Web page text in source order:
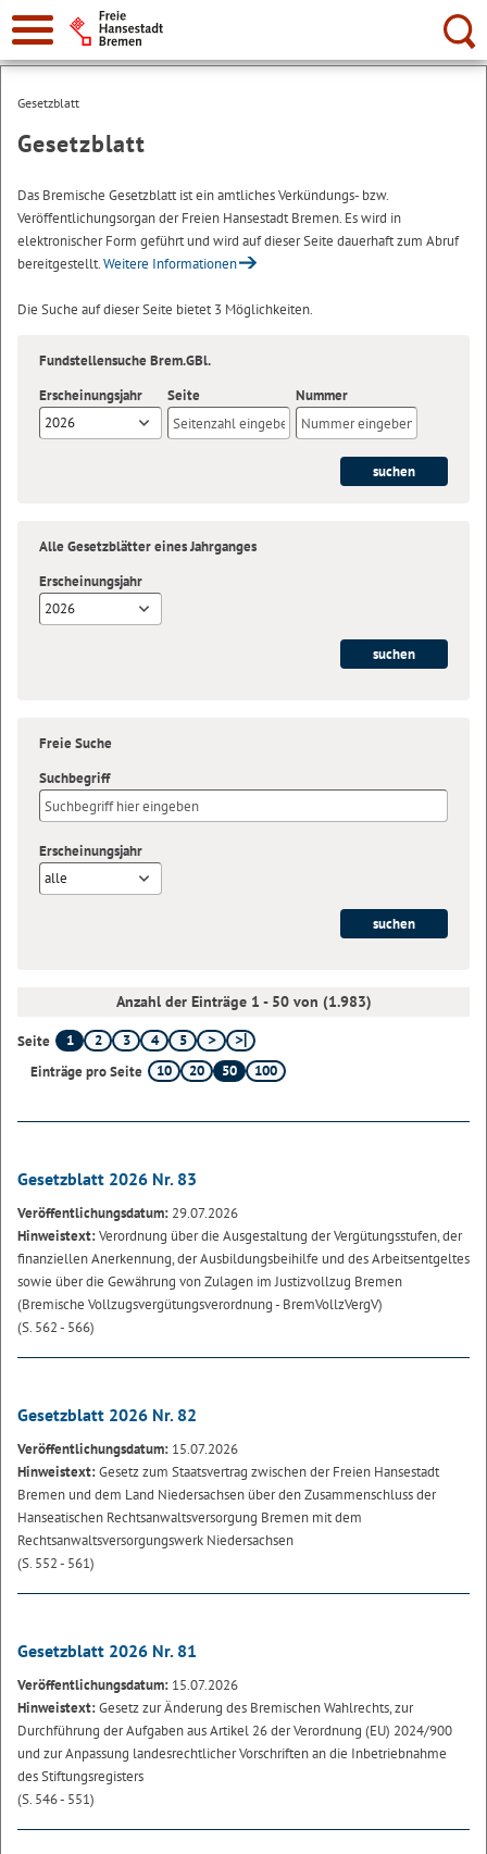
Suche:
Gesetzblatt
Gesetzblatt
Das Bremische Gesetzblatt ist ein amtliches Verkündungs- bzw.
Veröffentlichungsorgan der Freien Hansestadt Bremen. Es wird in
elektronischer Form geführt und wird auf dieser Seite dauerhaft zum Abruf
bereitgestellt.Weitere Informationen
Die Suche auf dieser Seite bietet 3 Möglichkeiten.
Fundstellensuche Brem.GBl.
Erscheinungsjahr
2026
Seite Nummer
Alle Gesetzblätter eines Jahrganges
Erscheinungsjahr
2026
Freie Suche
Suchbegriff
Erscheinungsjahr
alle
Anzahl der Einträge 1 - 50 von (1.983)
Seite 1 2 3 4
5
Einträge pro Seite
10 20 50 100
Gesetzblatt 2026 Nr. 83
Veröffentlichungsdatum: 29.07.2026
Hinweistext:Verordnung über die Ausgestaltung der Vergütungsstufen, der
finanziellen Anerkennung, der Ausbildungsbeihilfe und des Arbeitsentgeltes
sowie über die Gewährung von Zulagen im Justizvollzug Bremen
(Bremische Vollzugsvergütungsverordnung - BremVollzVergV)
(S. 562 - 566)
Gesetzblatt 2026 Nr. 82
Veröffentlichungsdatum: 15.07.2026
Hinweistext:Gesetz zum Staatsvertrag zwischen der Freien Hansestadt
Bremen und dem Land Niedersachsen über den Zusammenschluss der
Hanseatischen Rechtsanwaltsversorgung Bremen mit dem
Rechtsanwaltsversorgungswerk Niedersachsen
(S. 552 - 561)
Gesetzblatt 2026 Nr. 81
Veröffentlichungsdatum: 15.07.2026
Hinweistext:Gesetz zur Änderung des Bremischen Wahlrechts, zur
Durchführung der Aufgaben aus Artikel 26 der Verordnung (EU) 2024/900
und zur Anpassung landesrechtlicher Vorschriften an die Inbetriebnahme
des Stiftungsregisters
(S. 546 - 551)